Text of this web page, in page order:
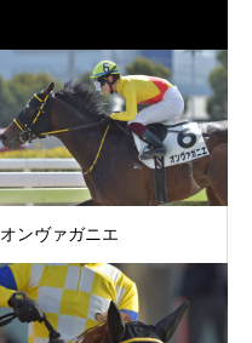
オンヴァガニエ